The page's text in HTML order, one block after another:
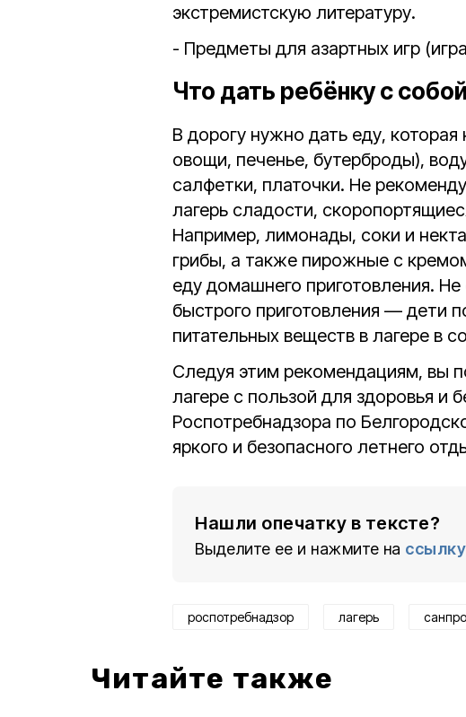
экстремистскую литературу.
- Предметы для азартных игр
Что дать ребёнку с
В дорогу нужно дать еду,
овощи, печенье, бутерброды),
салфетки, платочки. Не
лагерь сладости,
Например, лимонады, соки и
грибы, а также пирожные с
еду домашнего приготовления.
быстрого приготовления — дети
питательных веществ в лагере в
Следуя этим рекомендациям, вы
лагере с пользой для здоровья и
Роспотребнадзора по
яркого и безопасного летнего
Нашли опечатку в тексте?
Выделите ее и нажмите на ссылку
роспотребнадзор лагерь
Читайте также